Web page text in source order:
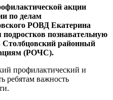
акции
по делам
РОВД Екатерина
познавательную
Столбцовский районный
(РОЧС).
профилактический и
ребятам важность